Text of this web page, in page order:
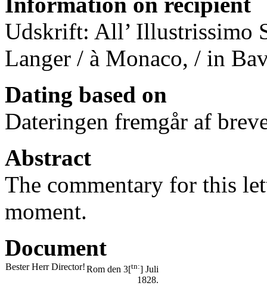
Udskrift: All’ Illustrissimo
Langer / à Monaco, / in
Dating based on
Dateringen fremgår af
Abstract
The commentary for this
moment.
Document
Bester Herr Director!Rom den 3[tn:] Juli
1828.